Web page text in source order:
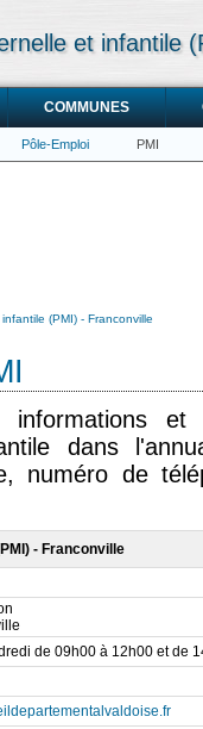
et infantile
COMMUNES
Pôle-Emploi PMI
(PMI) - Franconville
et
dans
numéro de
- Franconville
de 09h00 à 12h00 et de